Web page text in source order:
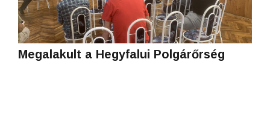
Megalakult a Hegyfalui Polgárőrség